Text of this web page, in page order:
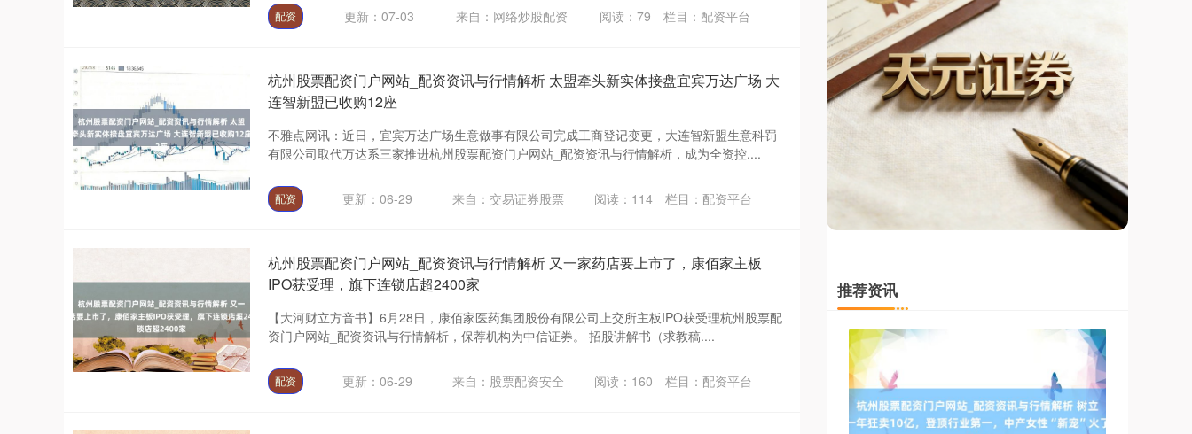
配资 更新：07-03 来自：网络炒股配资 阅读： 79 栏目： 配资平台
杭州股票配资门户网站_配资资讯与行情解析 太盟牵头新实体接盘宜宾万达广场 大
连智新盟已收购12座
不雅点网讯：近日，宜宾万达广场生意做事有限公司完成工商登记变更，大连智新盟生意科罚
有限公司取代万达系三家推进杭州股票配资门户网站_配资资讯与行情解析，成为全资控....
配资 更新：06-29 来自：交易证券股票 阅读： 114 栏目： 配资平台
杭州股票配资门户网站_配资资讯与行情解析 又一家药店要上市了，康佰家主板
IPO获受理，旗下连锁店超2400家
【大河财立方音书】6月28日，康佰家医药集团股份有限公司上交所主板IPO获受理杭州股票配
资门户网站_配资资讯与行情解析，保荐机构为中信证券。 招股讲解书（求教稿....
配资 更新：06-29 来自：股票配资安全 阅读： 160 栏目： 配资平台
上证综指 3940.04 +39.68
推荐资讯